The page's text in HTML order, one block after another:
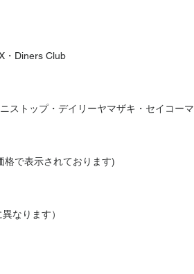
・Diners Club
ストップ・デイリーヤマザキ・セイコー
格で表示されております)
なります）